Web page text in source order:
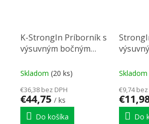
K-StrongIn Príborník s
výsuvným bočným
525x490mm sivá
Skladom (20 ks)
€36,38 bez DPH
€44,75 / ks
Do košíka
Skladom
€9,74 bez
Do